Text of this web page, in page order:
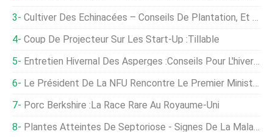
Cultiver Des Échinacées – Conseils De Plantation, Et Technique
Coup De Projecteur Sur Les Start-Up :Tillable
Entretien Hivernal Des Asperges :conseils Pour L'hivernage Des Plates-Bandes D'asperges
Le Président De La NFU Rencontre Le Premier Ministre
Porc Berkshire :La Race Rare Au Royaume-Uni
Plantes Atteintes De Septoriose - Signes De La Maladie De La Canne À Sucre Et Des Taches Foliaires